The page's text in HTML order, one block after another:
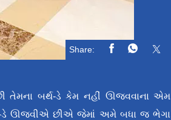
Share:
તેમના બર્થ-ડે કેમ નહીં ઊજવવાના એમ
ડે ઊજવીએ છીએ જેમાં અમે બધા જ ભેગા